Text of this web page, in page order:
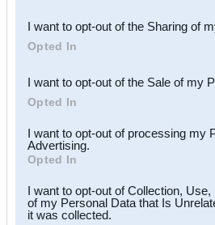
Downstream Participants
third parties.
I want to opt-out of the Sharing of
Opted In
I want to opt-out of the Sale of my
Opted In
I want to opt-out of processing my
Advertising.
Opted In
I want to opt-out of Collection,
of my Personal Data that Is
it was collected.